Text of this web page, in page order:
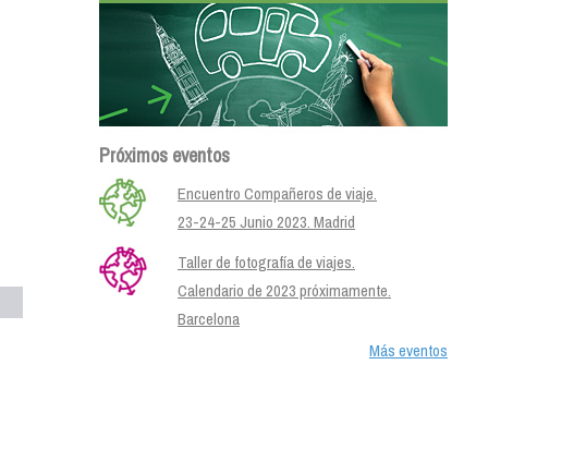
Próximos eventos
Encuentro Compañeros de viaje.
23-24-25 Junio 2023. Madrid
Taller de fotografía de viajes.
Calendario de 2023 próximamente.
Barcelona
Más eventos